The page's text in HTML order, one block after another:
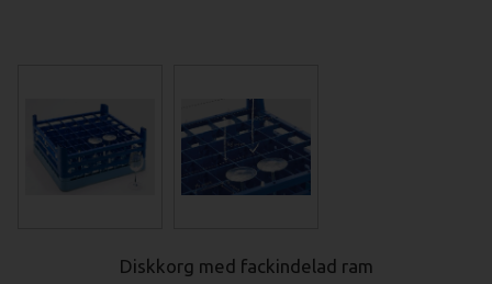
Diskkorg med fackindelad ram